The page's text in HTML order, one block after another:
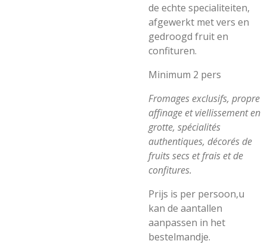
de echte specialiteiten,
afgewerkt met vers en
gedroogd fruit en
confituren.
Minimum 2 pers
Fromages exclusifs, propre
affinage et viellissement en
grotte, spécialités
authentiques, décorés de
fruits secs et frais et de
confitures.
Prijs is per persoon,u
kan de aantallen
aanpassen in het
bestelmandje.